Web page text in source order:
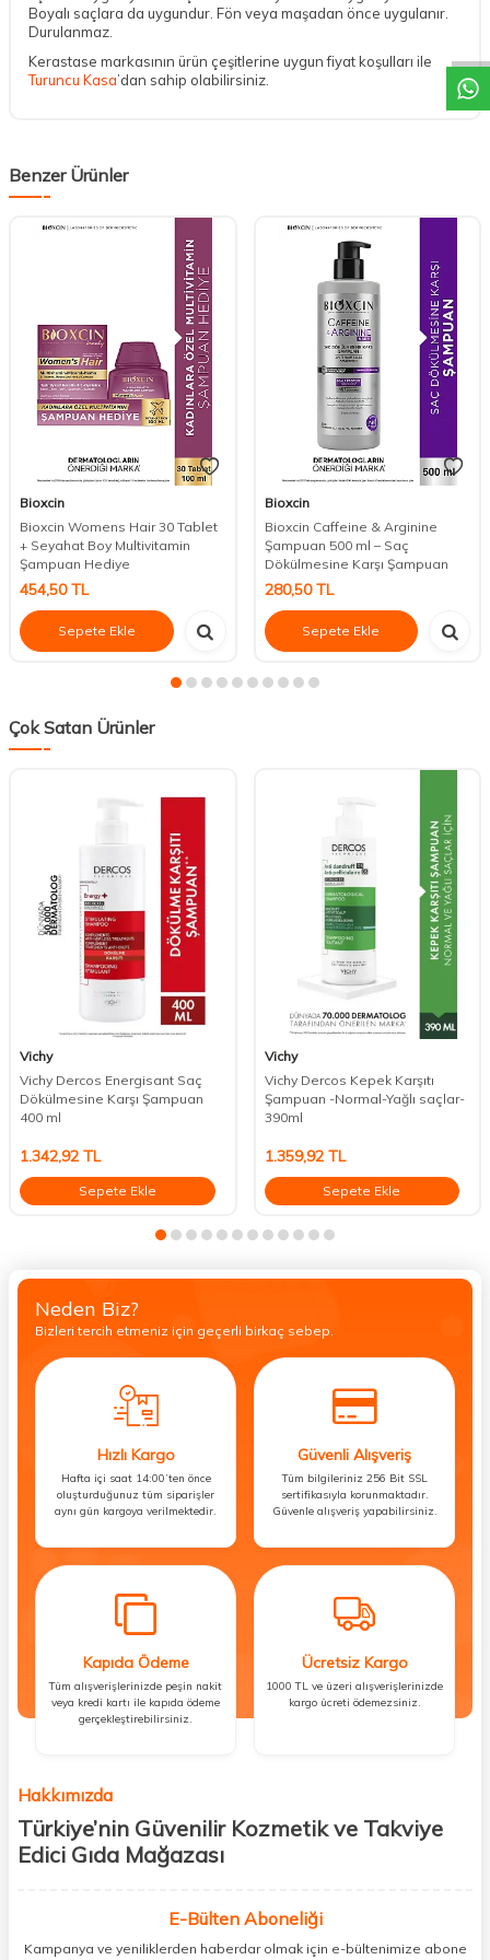
Boyalı saçlara da uygundur. Fön veya maşadan önce uygulanır.
Durulanmaz.
Kerastase markasının ürün çeşitlerine uygun fiyat koşulları ile
Turuncu Kasa’dan sahip olabilirsiniz.
Benzer Ürünler
Bioxcin
Bioxcin Womens Hair 30 Tablet
+ Seyahat Boy Multivitamin
Şampuan Hediye
454,50TL
Sepete Ekle
Bioxcin
Bioxcin Caffeine & Arginine
Şampuan 500 ml – Saç
Dökülmesine Karşı Şampuan
280,50TL
Sepete Ekle
Çok Satan Ürünler
Vichy
Vichy Dercos Energisant Saç
Dökülmesine Karşı Şampuan
400 ml
1.342,92 TL
Sepete Ekle
Vichy
Vichy Dercos Kepek Karşıtı
Şampuan -Normal-Yağlı saçlar-
390ml
1.359,92TL
Sepete Ekle
Neden Biz?
Bizleri tercih etmeniz için geçerli birkaç sebep.
Hızlı Kargo
Hafta içi saat 14:00’ten önce
oluşturduğunuz tüm siparişler
aynı gün kargoya verilmektedir.
Güvenli Alışveriş
Tüm bilgileriniz 256 Bit SSL
sertifikasıyla korunmaktadır.
Güvenle alışveriş yapabilirsiniz.
Kapıda Ödeme
Tüm alışverişlerinizde peşin nakit
veya kredi kartı ile kapıda ödeme
gerçekleştirebilirsiniz.
Ücretsiz Kargo
1000 TL ve üzeri alışverişlerinizde
kargo ücreti ödemezsiniz.
Hakkımızda
Türkiye’nin Güvenilir Kozmetik ve Takviye
Edici Gıda Mağazası
kişisel bakım hem de takviye edici gıda ürünlerini sizlerle
buluşturuyoruz. Artık mağaza mağaza dolaşmanıza gerek yok;
ihtiyacınız olan her şeyi tek bir çatı altında topluyor ve kapınıza kadar
E-Bülten Aboneliği
Kampanya ve yeniliklerden haberdar olmak için e-bültenimize abone